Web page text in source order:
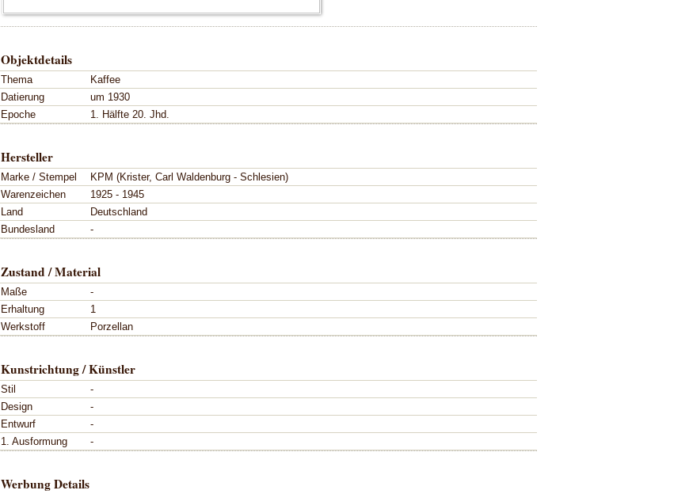
Objektdetails
Thema
Kaffee
Datierung
um 1930
Epoche
1. Hälfte 20. Jhd.
Hersteller
Marke / Stempel
KPM (Krister, Carl Waldenburg - Schlesien)
Warenzeichen
1925 - 1945
Land
Deutschland
Bundesland
-
Zustand / Material
Maße
-
Erhaltung
1
Werkstoff
Porzellan
Kunstrichtung / Künstler
Stil
-
Design
-
Entwurf
-
1. Ausformung
-
Werbung Details